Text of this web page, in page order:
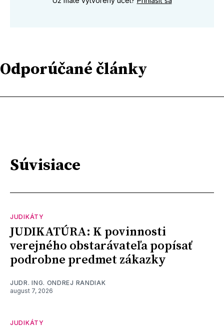
Odporúčané články
Súvisiace
JUDIKÁTY
JUDIKATÚRA: K povinnosti
verejného obstarávateľa popísať
podrobne predmet zákazky
JUDR. ING. ONDREJ RANDIAK
august 7, 2026
JUDIKÁTY